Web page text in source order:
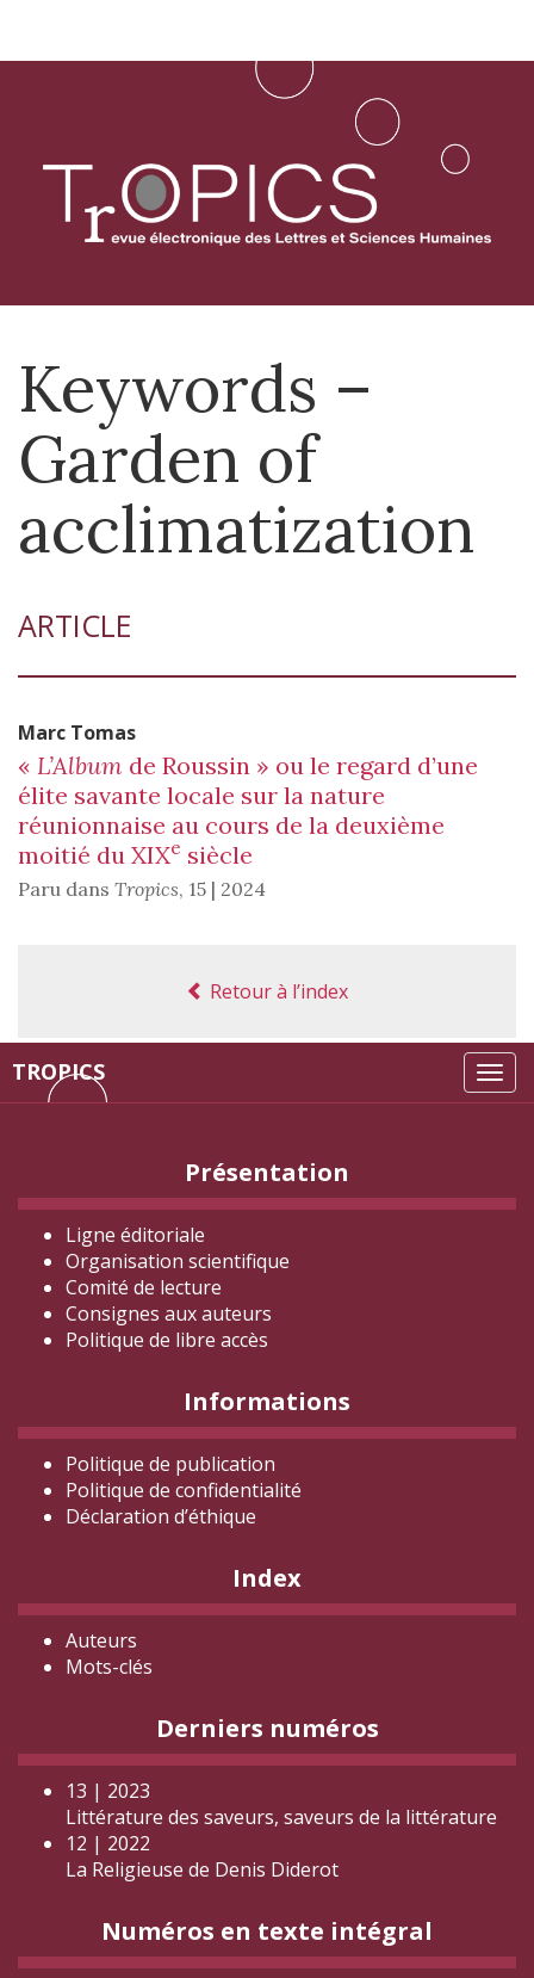
Aller
TROPICS
Keywords –
Garden of
acclimatization
ARTICLE
Marc Tomas
« L’Album de Roussin » ou le regard d’une
élite savante locale sur la nature
réunionnaise au cours de la deuxième
moitié du XIXe siècle
Paru dans Tropics, 15 | 2024
Retour à l’index
Présentation
Ligne éditoriale
Organisation scientifique
Comité de lecture
Consignes aux auteurs
Politique de libre accès
Informations
Politique de publication
Politique de confidentialité
Déclaration d’éthique
Index
Auteurs
Mots-clés
Derniers numéros
13 | 2023
Littérature des saveurs, saveurs de la littérature
12 | 2022
La Religieuse de Denis Diderot
Numéros en texte intégral